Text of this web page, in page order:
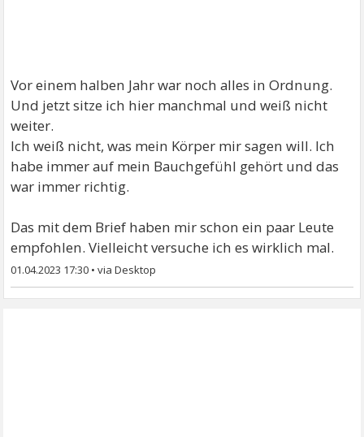
Vor einem halben Jahr war noch alles in Ordnung.
Und jetzt sitze ich hier manchmal und weiß nicht
weiter.
Ich weiß nicht, was mein Körper mir sagen will. Ich
habe immer auf mein Bauchgefühl gehört und das
war immer richtig.
Das mit dem Brief haben mir schon ein paar Leute
empfohlen. Vielleicht versuche ich es wirklich mal.
01.04.2023 17:30 •